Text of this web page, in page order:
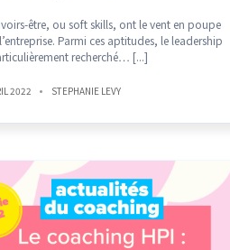
être, ou soft skills, ont le vent en poupe
Parmi ces aptitudes, le leadership
recherché… [...]
2022 STEPHANIE LEVY